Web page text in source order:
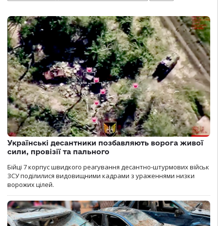
Українські десантники позбавляють ворога живої
сили, провізії та пального
Бійці 7 корпус швидкого реагування десантно-штурмових військ
ЗСУ поділилися видовищними кадрами з ураженнями низки
ворожих цілей.